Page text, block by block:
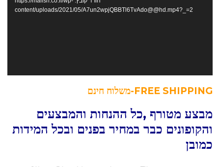
content/uploads/2021/05/A7un2wpjQBBTl6TvAdo@@hd.mp4?_=2
FREE SHIPPING-משלוח חינם
מבצע מטורף ,כל ההנחות והמבצעים
והקופונים כבר במחיר בפנים ובכל המידות
כמובן